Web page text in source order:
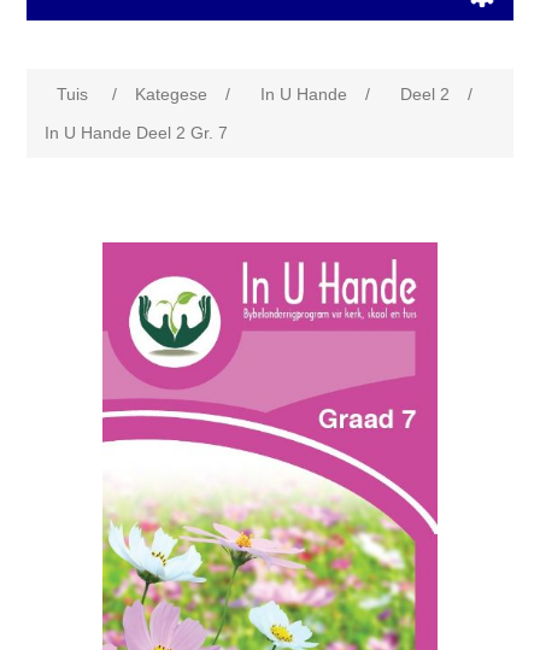
Tuis / Kategese / In U Hande / Deel 2
/
In U Hande Deel 2 Gr. 7